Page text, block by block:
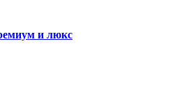
и люкс